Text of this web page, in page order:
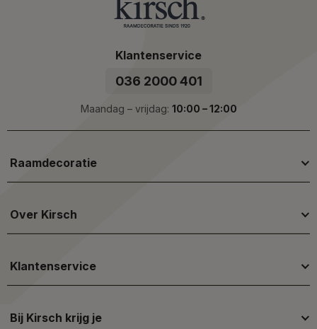
Klantenservice
036 2000 401
Maandag – vrijdag: 10:00 – 12:00
Raamdecoratie
Over Kirsch
Klantenservice
Bij Kirsch krijg je